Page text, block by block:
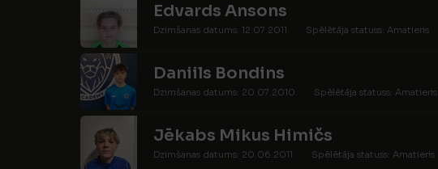
Edvards Ansons
Dzimšanas datums: 12.07.2011. Spēlētāja statuss: Amatieris
Daniils Bondins
Dzimšanas datums: 20.07.2010. Spēlētāja statuss: Amatieris
Jēkabs Mikus Himičs
Dzimšanas datums: 20.06.2011. Spēlētāja statuss: Amatieris